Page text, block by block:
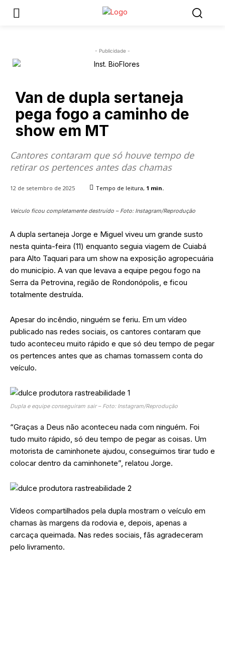
- Publicidade -
Van de dupla sertaneja
pega fogo a caminho de
show em MT
Cantores contaram que só houve tempo de
retirar os pertences antes das chamas
12 de setembro de 2025 Tempo de leitura, 1 min.
Veículo ficou completamente destruído – Foto: Instagram/Reprodução
A dupla sertaneja Jorge e Miguel viveu um grande susto
nesta quinta-feira (11) enquanto seguia viagem de Cuiabá
para Alto Taquari para um show na exposição agropecuária
do município. A van que levava a equipe pegou fogo na
Serra da Petrovina, região de Rondonópolis, e ficou
totalmente destruída.
Apesar do incêndio, ninguém se feriu. Em um vídeo
publicado nas redes sociais, os cantores contaram que
tudo aconteceu muito rápido e que só deu tempo de pegar
os pertences antes que as chamas tomassem conta do
veículo.
Dupla e equipe conseguiram sair – Foto: Instagram/Reprodução
“Graças a Deus não aconteceu nada com ninguém. Foi
tudo muito rápido, só deu tempo de pegar as coisas. Um
motorista de caminhonete ajudou, conseguimos tirar tudo e
colocar dentro da caminhonete”, relatou Jorge.
Vídeos compartilhados pela dupla mostram o veículo em
chamas às margens da rodovia e, depois, apenas a
carcaça queimada. Nas redes sociais, fãs agradeceram
pelo livramento.